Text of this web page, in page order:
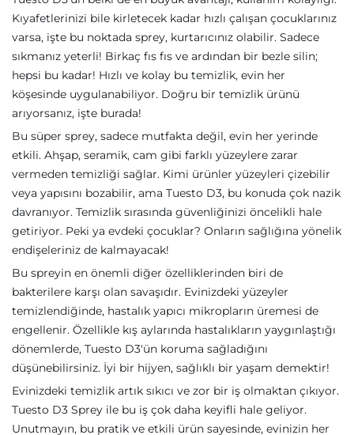
Kıyafetlerinizi bile kirletecek kadar hızlı çalışan çocuklarınız
varsa, işte bu noktada sprey, kurtarıcınız olabilir. Sadece
sıkmanız yeterli! Birkaç fıs fıs ve ardından bir bezle silin;
hepsi bu kadar! Hızlı ve kolay bu temizlik, evin her
köşesinde uygulanabiliyor. Doğru bir temizlik ürünü
arıyorsanız, işte burada!
Bu süper sprey, sadece mutfakta değil, evin her yerinde
etkili. Ahşap, seramik, cam gibi farklı yüzeylere zarar
vermeden temizliği sağlar. Kimi ürünler yüzeyleri çizebilir
veya yapısını bozabilir, ama Tuesto D3, bu konuda çok nazik
davranıyor. Temizlik sırasında güvenliğinizi öncelikli hale
getiriyor. Peki ya evdeki çocuklar? Onların sağlığına yönelik
endişeleriniz de kalmayacak!
Bu spreyin en önemli diğer özelliklerinden biri de
bakterilere karşı olan savaşıdır. Evinizdeki yüzeyler
temizlendiğinde, hastalık yapıcı mikropların üremesi de
engellenir. Özellikle kış aylarında hastalıkların yaygınlaştığı
dönemlerde, Tuesto D3'ün koruma sağladığını
düşünebilirsiniz. İyi bir hijyen, sağlıklı bir yaşam demektir!
Evinizdeki temizlik artık sıkıcı ve zor bir iş olmaktan çıkıyor.
Tuesto D3 Sprey ile bu iş çok daha keyifli hale geliyor.
Unutmayın, bu pratik ve etkili ürün sayesinde, evinizin her